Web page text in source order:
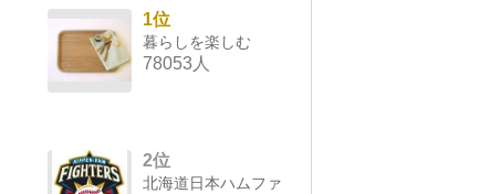
1位
暮らしを楽しむ
78053人
2位
北海道日本ハムファ